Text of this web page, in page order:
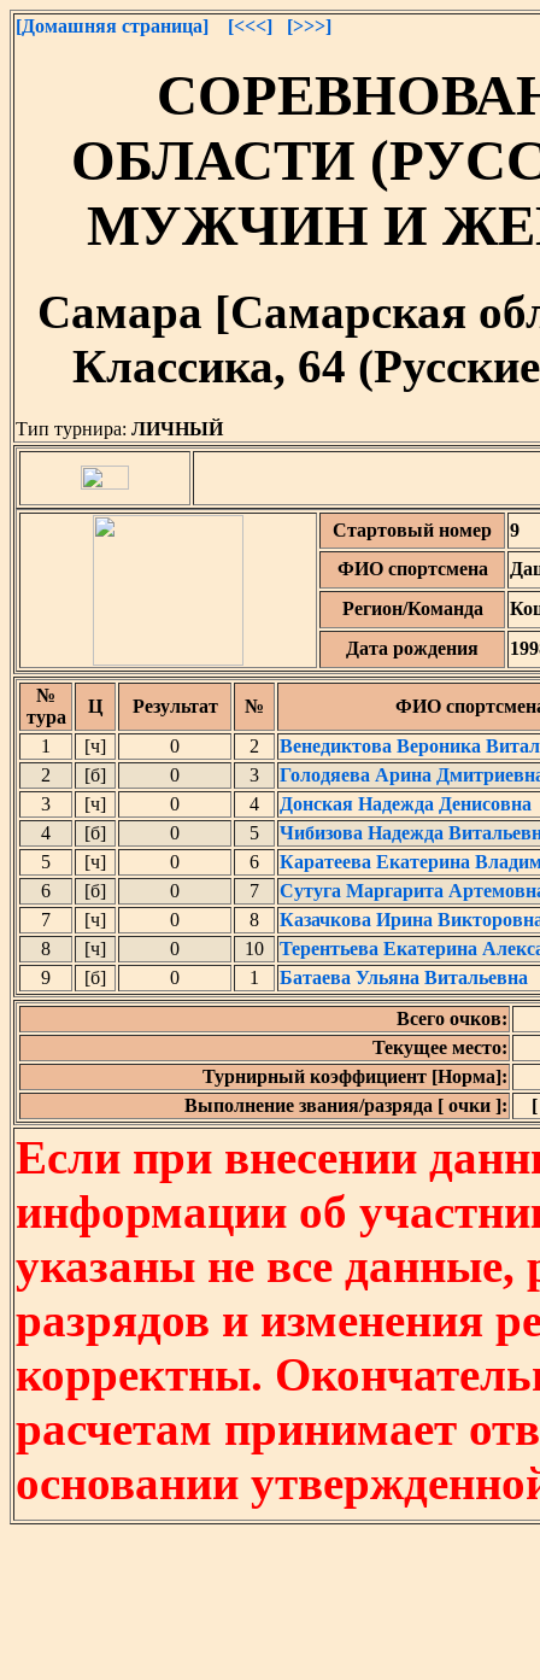
[Домашняя страница] [<<<] [>>>]
ОБЛАСТИ
МУЖЧИН И
Самара [Самарская
Классика, 64
Тип турнира: ЛИЧНЫЙ
Стартовый номер
9
ФИО спортсмена
Регион/Команда
Дата рождения
№
тура
Ц Результат №
ФИО
1
[ч] 0 2
Венедиктова Вероника
2
[б] 0 3
Голодяева Арина
3
[ч] 0 4
Донская Надежда Денисовна
4
[б] 0 5
Чибизова Надежда
5
[ч] 0 6
Каратеева Екатерина
6
[б] 0 7
Сутуга Маргарита
7
[ч] 0 8
Казачкова Ирина
8
[ч] 0 10
Терентьева Екатерина
9
[б] 0 1
Батаева Ульяна Витальевна
Всего очков:
Текущее место:
Турнирный коэффициент [Норма]:
Выполнение звания/разряда [ очки ]:
Если при внесении
информации об
указаны не все
разрядов и изменения
корректны.
расчетам принимает
основании